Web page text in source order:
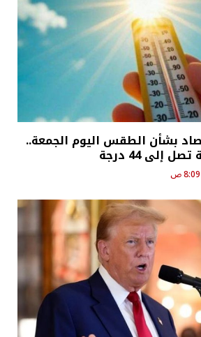
بشأن الطقس اليوم الجمعة..
إلى 44 درجة